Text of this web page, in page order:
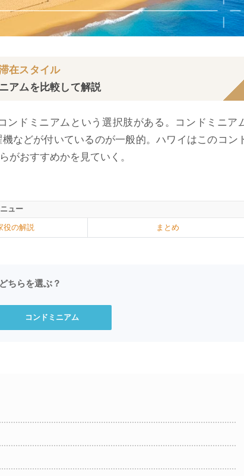
在スタイル
アムを比較して解説
ドミニアムという選択肢がある。コンドミニア
などが付いているのが一般的。ハワイはこのコン
がおすすめかを見ていく。
ュー
役の解説 まとめ
ちらを選ぶ？
コンドミニアム